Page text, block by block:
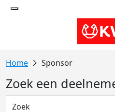
Sponsor
Zoek een